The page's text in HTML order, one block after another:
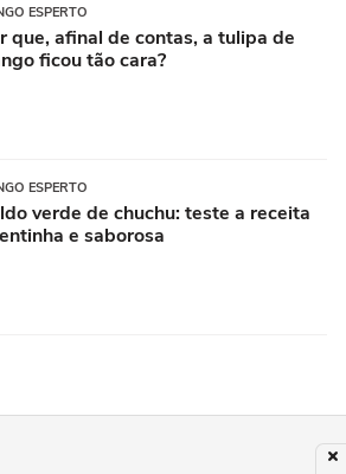
ESPERTO
que, afinal de contas, a tulipa de
ficou tão cara?
ESPERTO
verde de chuchu: teste a receita
e saborosa